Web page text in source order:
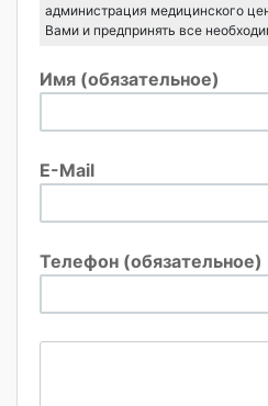
администрация медицинского
Вами и предпринять все
Имя (обязательное)
E-Mail
Телефон (обязательное)